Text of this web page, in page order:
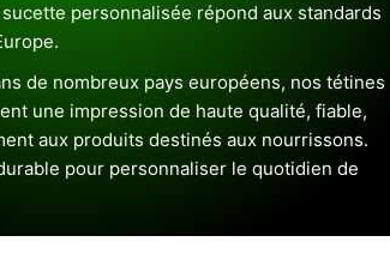
personnalisée répond aux standards
de nombreux pays européens, nos tétines
une impression de haute qualité, fiable,
aux produits destinés aux nourrissons.
pour personnaliser le quotidien de